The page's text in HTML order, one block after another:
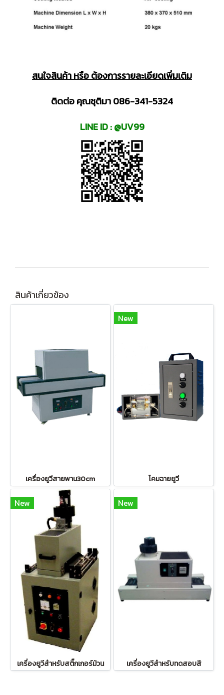
สนใจสินค้า หรือ ต้องการรายละเอียดเพิ่มเติม
ติดต่อ คุณชุติมา 086-341-5324
LINE ID : @UV99
สินค้าเกี่ยวข้อง
เครื่องยูวีสายพาน30cm
New
โคมฉายยูวี
New
เครื่องยูวีสำหรับสติ๊กเกอร์ม้วน
New
เครื่องยูวีสำหรับทดสอบสี